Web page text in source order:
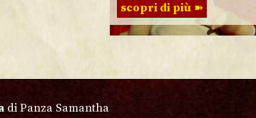
scopri di più
di Panza Samantha